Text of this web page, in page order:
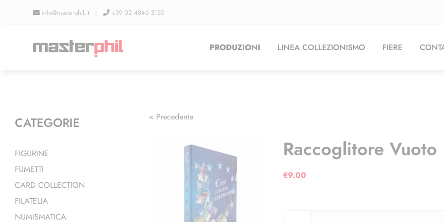
info@masterphil.it | +39 02 4846 3155
PRODUZIONI LINEA COLLEZIONISMO FIERE
< Precedente
Raccoglitore Vuoto
€9.00
CATEGORIE
FIGURINE
FUMETTI
CARD COLLECTION
FILATELIA
NUMISMATICA